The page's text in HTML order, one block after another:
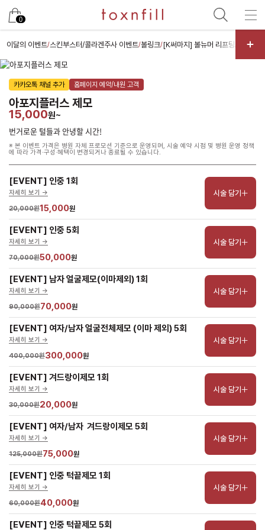
0
이달의 이벤트/스킨부스터/콜라겐주사 이벤트/볼링크/[K써마지] 볼뉴머 리프팅 슈모드
카카오톡 채널 추가 홈페이지 예약/내원 고객
아포지플러스 제모
15,000원~
번거로운 털들과 안녕할 시간!
※ 본 이벤트 가격은 병원 자체 프로모션 기준으로 운영되며, 시술 예약 시점 및 병원 운영 정책
에 따라 가격·구성·혜택이 변경되거나 종료될 수 있습니다.
[EVENT] 인중 1회
자세히 보기 ->
20,000원15,000원
시술 담기
[EVENT] 인중 5회
자세히 보기 ->
70,000원50,000원
시술 담기
[EVENT] 남자 얼굴제모(이마제외) 1회
자세히 보기 ->
90,000원70,000원
시술 담기
[EVENT] 여자/남자 얼굴전체제모 (이마 제외) 5회
자세히 보기 ->
400,000원300,000원
시술 담기
[EVENT] 겨드랑이제모 1회
자세히 보기 ->
30,000원20,000원
시술 담기
[EVENT] 여자/남자  겨드랑이제모 5회
자세히 보기 ->
125,000원75,000원
시술 담기
[EVENT] 인중 턱끝제모 1회
자세히 보기 ->
60,000원40,000원
시술 담기
[EVENT] 인중 턱끝제모 5회
남은 시술/관리권 예약
남은 시술/관리권 종류 선택
리프팅
색소
제모
여드름/모공
스킨부스터
스킨케어
체형
항노화수액
기타